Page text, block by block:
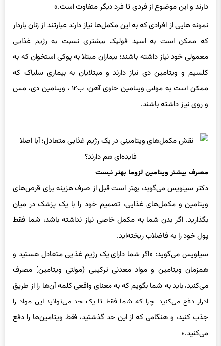
نمونه هایی از افرادی که به این مکمل‌ها نیاز دارند عبارتند از زنان باردار
که ممکن است به اسید فولیک بیشتری نسبت به رژیم غذایی
معمولی خود نیاز داشته باشند؛ بیماران مبتلا به پوکی استخوان که به
کلسیم و ویتامین دی نیاز دارند و مبتلایان به بیماری سلیاک که
ممکن است به مولتی ویتامین حاوی آهن، ب‌۱۲ ، ویتامین دی، مس
و روی نیاز داشته باشند.
مصرف بیشتر ویتامین لزوما بهتر نیست
دکتر سیلویس می‌گوید، بهتر است قبل از صرف هزینه برای قرص‌های
ویتامین‌ و مکمل‌های غذایی، تصمیم خود را با یک پزشک در میان
بگذارید. اگر بدن شما به مکمل خاصی نیاز نداشته باشد، شما فقط
پول خود را به فاضلاب ریخته‌اید.
سیلویس می‌گوید: «اگر شما دارای یک رژیم غذایی متعادل هستید و
همزمان ویتامین و مواد معدنی ترکیبی (مولتی ویتامین) مصرف
می‌کنید، باید به شما بگویم که به معنای واقعی کلمه آن‌ها را از طریق
ادرار دفع می‌کنید. چرا که شما فقط تا یک حد می‌توانید این مواد را
جذب کنید، و هنگامی که از این حد گذشتید، فقط ویتامین‌ها را دفع
می‌کنید.»
بنابراین، این ذهنیت که «اگر چیزی خوب است، پس مصرف بیشتر آن